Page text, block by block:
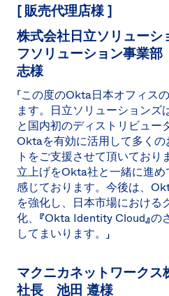
[ 販売代理店様 ]
株式会社日立ソリュー
フソリューション事業
志様
「この度のOkta日本オフィス
ます。日立ソリューション
と国内初のディストリビュー
Oktaを有効に活用して多く
トをご支援させて頂いてお
立上げをOkta社と一緒に進
感じております。今後は、
を強化し、日本市場における
化、『Okta Identity Cloud』
してまいります。」
マクニカネットワーク
社長 池田 遵様